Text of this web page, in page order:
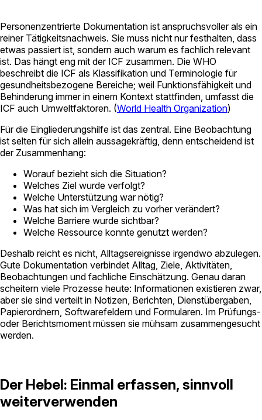
Personenzentrierte Dokumentation ist anspruchsvoller als ein
reiner Tätigkeitsnachweis. Sie muss nicht nur festhalten, dass
etwas passiert ist, sondern auch warum es fachlich relevant
ist. Das hängt eng mit der ICF zusammen. Die WHO
beschreibt die ICF als Klassifikation und Terminologie für
gesundheitsbezogene Bereiche; weil Funktionsfähigkeit und
Behinderung immer in einem Kontext stattfinden, umfasst die
ICF auch Umweltfaktoren. (World Health Organization)
Für die Eingliederungshilfe ist das zentral. Eine Beobachtung
ist selten für sich allein aussagekräftig, denn entscheidend ist
der Zusammenhang:
Worauf bezieht sich die Situation?
Welches Ziel wurde verfolgt?
Welche Unterstützung war nötig?
Was hat sich im Vergleich zu vorher verändert?
Welche Barriere wurde sichtbar?
Welche Ressource konnte genutzt werden?
Deshalb reicht es nicht, Alltagsereignisse irgendwo abzulegen.
Gute Dokumentation verbindet Alltag, Ziele, Aktivitäten,
Beobachtungen und fachliche Einschätzung. Genau daran
scheitern viele Prozesse heute: Informationen existieren zwar,
aber sie sind verteilt in Notizen, Berichten, Dienstübergaben,
Papierordnern, Softwarefeldern und Formularen. Im Prüfungs-
oder Berichtsmoment müssen sie mühsam zusammengesucht
werden.
Der Hebel: Einmal erfassen, sinnvoll
weiterverwenden